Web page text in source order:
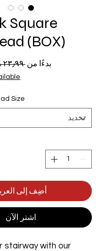
Square
(BOX)
بدءًا من ‏٢٣٫٩٩ CA$
Size
أضِف إلى
اشترِ الآن
stairway with our